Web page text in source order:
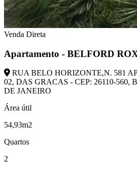
Venda Direta
Apartamento - BELFORD
RUA BELO HORIZONTE,N. 581
02, DAS GRACAS - CEP: 26110-560,
DE JANEIRO
Área útil
54,93m2
Quartos
2